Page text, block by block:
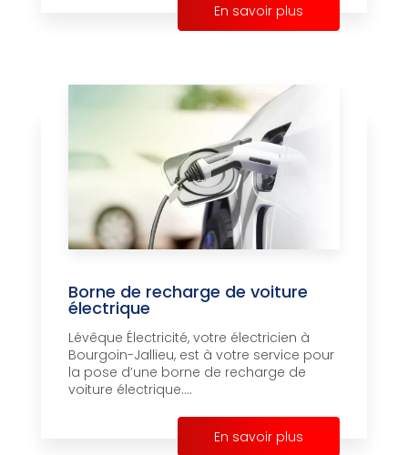
En savoir plus
Borne de recharge de voiture
électrique
Lévêque Électricité, votre électricien à
Bourgoin-Jallieu, est à votre service pour
la pose d’une borne de recharge de
voiture électrique....
En savoir plus